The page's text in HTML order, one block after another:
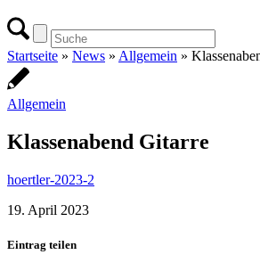
Startseite » News » Allgemein »
Allgemein
Klassenabend Gitarre
hoertler-2023-2
19. April 2023
Eintrag teilen